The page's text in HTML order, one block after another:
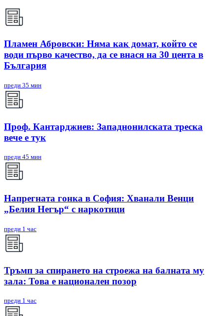
Пламен Абровски: Няма как домат, който се
води първо качество, да се внася на 30 цента в
България
преди 35 мин
Проф. Кантарджиев: Западнонилската треска
вече е тук
преди 45 мин
Напрегната гонка в София: Хванали Венци
„Белия Негър“ с наркотици
преди 1 час
Тръмп за спирането на строежа на балната му
зала: Това е национален позор
преди 1 час